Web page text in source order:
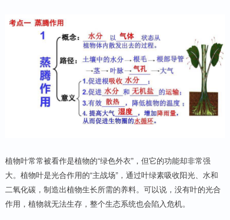
植物叶常常被看作是植物的“绿色外衣”，但它的功能却非常强
大。植物叶是光合作用的“主战场”，通过叶绿素吸收阳光、水和
二氧化碳，制造出植物生长所需的养料。可以说，没有叶的光合
作用，植物就无法生存，整个生态系统也会陷入危机。